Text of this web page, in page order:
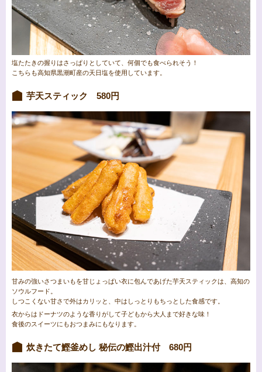
塩たたきの握りはさっぱりとしていて、何個でも食べられそう！
こちらも高知県黒潮町産の天日塩を使用しています。
芋天スティック 580円
甘みの強いさつまいもを甘じょっぱい衣に包んであげた芋天スティックは、高知の
ソウルフード。
しつこくない甘さで外はカリッと、中はしっとりもちっとした食感です。
衣からはドーナツのような香りがして子どもから大人まで好きな味！
食後のスイーツにもおつまみにもなります。
炊きたて鰹釜めし 秘伝の鰹出汁付 680円